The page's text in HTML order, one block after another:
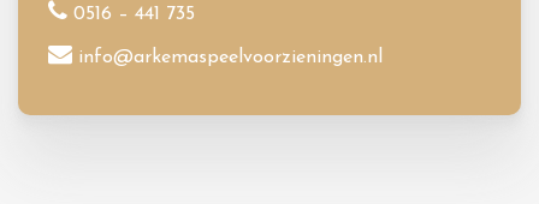
0516 – 441 735
info@arkemaspeelvoorzieningen.nl